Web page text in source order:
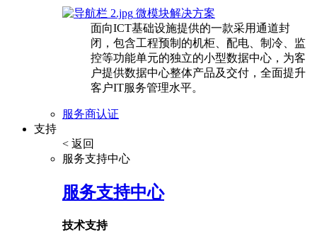
微模块解决方案
面向ICT基础设施提供的一款采用通道封
闭，包含工程预制的机柜、配电、制冷、监
控等功能单元的独立的小型数据中心，为客
户提供数据中心整体产品及交付，全面提升
客户IT服务管理水平。
服务商认证
支持
< 返回
服务支持中心
服务支持中心
技术支持